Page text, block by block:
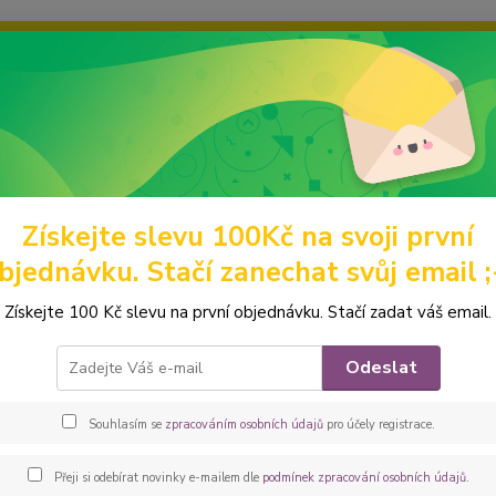
grafiku? Mám jich mnohem víc – napište mi a společně
Hledat
Domácí mazlíčci Výstavní pamlskovníky GOLDEN RETRIEVER
Výstavní pamlskovník
Získejte slevu 100Kč na svoji první
Stačí zanechat svůj email
Získejte 100 Kč slevu na první objednávku. Stačí zadat váš email.
Odeslat
Souhlasím se zpracováním osobních údajůpro účely registrace.
Přeji si odebírat novinky e-mailem dle podmínek zpracování osobních údajů.